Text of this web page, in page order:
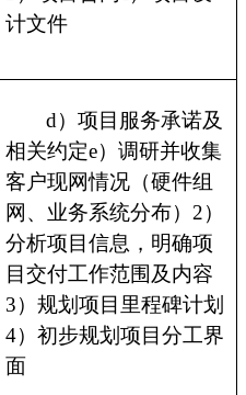
计文件
d）项目服务承诺及
相关约定e）调研并收集
客户现网情况（硬件组
网、业务系统分布）2）
分析项目信息，明确项
目交付工作范围及内容
3）规划项目里程碑计划
4）初步规划项目分工界
面